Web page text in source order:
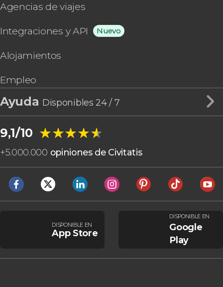
Agencias de viajes
Integraciones y API Nuevo
Alojamientos
Empleo
Ayuda Disponibles 24 / 7
9,1/10 ★★★★★
★★★★★
+5.000.000 opiniones de Civitatis
DISPONIBLE EN
App Store
DISPONIBLE EN
Google
Play